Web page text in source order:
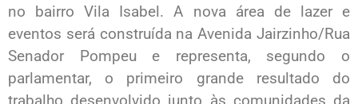
no bairro Vila Isabel. A nova área de lazer e
eventos será construída na Avenida Jairzinho/Rua
Senador Pompeu e representa, segundo o
parlamentar, o primeiro grande resultado do